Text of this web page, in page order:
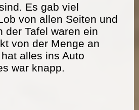
Es gab viel
von allen Seiten und
der Tafel waren ein
von der Menge an
alles ins Auto
war knapp.